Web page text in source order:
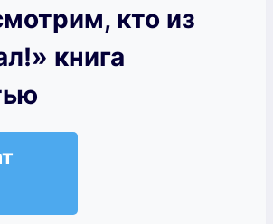
кто из
книга